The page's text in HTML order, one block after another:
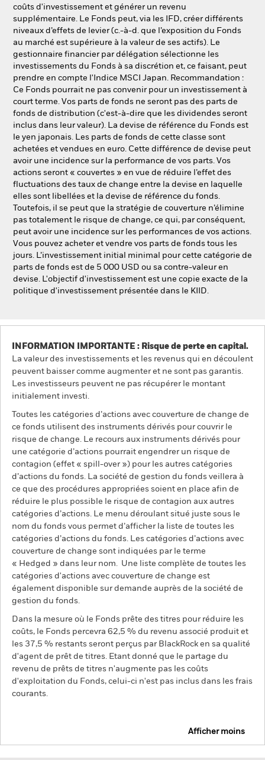
coûts d'investissement et générer un revenu
supplémentaire. Le Fonds peut, via les IFD, créer différents
niveaux d’effets de levier (c.-à-d. que l’exposition du Fonds
au marché est supérieure à la valeur de ses actifs). Le
gestionnaire financier par délégation sélectionne les
investissements du Fonds à sa discrétion et, ce faisant, peut
prendre en compte l'Indice MSCI Japan. Recommandation :
Ce Fonds pourrait ne pas convenir pour un investissement à
court terme. Vos parts de fonds ne seront pas des parts de
fonds de distribution (c'est-à-dire que les dividendes seront
inclus dans leur valeur). La devise de référence du Fonds est
le yen japonais. Les parts de fonds de cette classe sont
achetées et vendues en euro. Cette différence de devise peut
avoir une incidence sur la performance de vos parts. Vos
actions seront « couvertes » en vue de réduire l’effet des
fluctuations des taux de change entre la devise en laquelle
elles sont libellées et la devise de référence du fonds.
Toutefois, il se peut que la stratégie de couverture n’élimine
pas totalement le risque de change, ce qui, par conséquent,
peut avoir une incidence sur les performances de vos actions.
Vous pouvez acheter et vendre vos parts de fonds tous les
jours. L’investissement initial minimal pour cette catégorie de
parts de fonds est de 5 000 USD ou sa contre-valeur en
devise. L'objectif d'investissement est une copie exacte de la
politique d'investissement présentée dans le KIID.
INFORMATION IMPORTANTE : Risque de perte en capital.
La valeur des investissements et les revenus qui en découlent
peuvent baisser comme augmenter et ne sont pas garantis.
Les investisseurs peuvent ne pas récupérer le montant
initialement investi.
Toutes les catégories d’actions avec couverture de change de
ce fonds utilisent des instruments dérivés pour couvrir le
risque de change. Le recours aux instruments dérivés pour
une catégorie d’actions pourrait engendrer un risque de
contagion (effet « spill-over ») pour les autres catégories
d’actions du fonds. La société de gestion du fonds veillera à
ce que des procédures appropriées soient en place afin de
réduire le plus possible le risque de contagion aux autres
catégories d’actions. Le menu déroulant situé juste sous le
nom du fonds vous permet d’afficher la liste de toutes les
catégories d’actions du fonds. Les catégories d’actions avec
couverture de change sont indiquées par le terme
« Hedged » dans leur nom. Une liste complète de toutes les
catégories d'actions avec couverture de change est
également disponible sur demande auprès de la société de
gestion du fonds.
Dans la mesure où le Fonds prête des titres pour réduire les
coûts, le Fonds percevra 62,5 % du revenu associé produit et
les 37,5 % restants seront perçus par BlackRock en sa qualité
d'agent de prêt de titres. Etant donné que le partage du
revenu de prêts de titres n'augmente pas les coûts
d'exploitation du Fonds, celui-ci n'est pas inclus dans les frais
courants.
Afficher moins